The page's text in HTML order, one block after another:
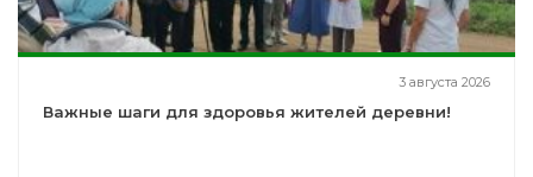
3 августа 2026
Важные шаги для здоровья жителей деревни!